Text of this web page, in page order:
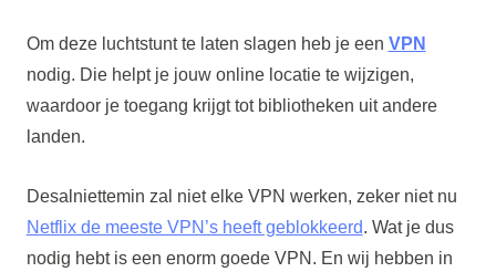
Om deze luchtstunt te laten slagen heb je een VPN
nodig. Die helpt je jouw online locatie te wijzigen,
waardoor je toegang krijgt tot bibliotheken uit andere
landen.
Desalniettemin zal niet elke VPN werken, zeker niet nu
Netflix de meeste VPN’s heeft geblokkeerd. Wat je dus
nodig hebt is een enorm goede VPN. En wij hebben in